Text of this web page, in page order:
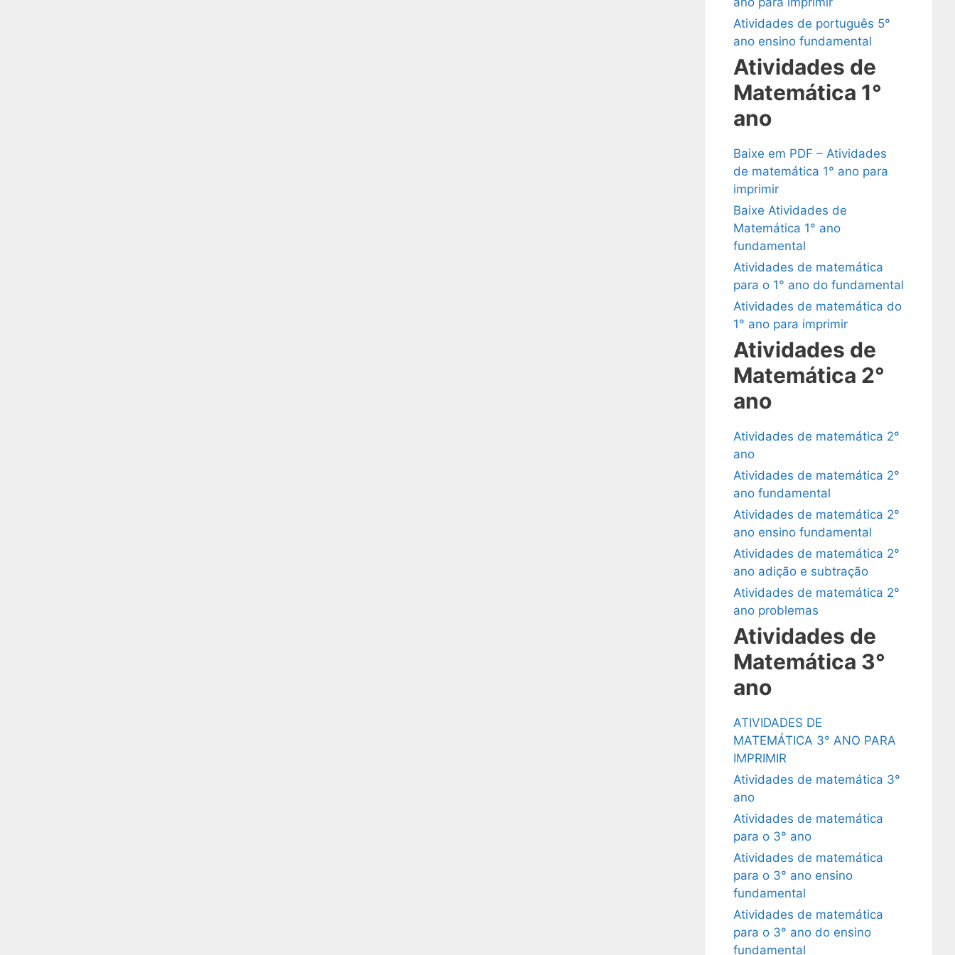
Atividades de português 5°
ano ensino fundamental
Atividades de
Matemática 1°
ano
Baixe em PDF – Atividades
de matemática 1° ano para
imprimir
Baixe Atividades de
Matemática 1° ano
fundamental
Atividades de matemática
para o 1° ano do fundamental
Atividades de matemática do
1° ano para imprimir
Atividades de
Matemática 2°
ano
Atividades de matemática 2°
ano
Atividades de matemática 2°
ano fundamental
Atividades de matemática 2°
ano ensino fundamental
Atividades de matemática 2°
ano adição e subtração
Atividades de matemática 2°
ano problemas
Atividades de
Matemática 3°
ano
ATIVIDADES DE
MATEMÁTICA 3° ANO PARA
IMPRIMIR
Atividades de matemática 3°
ano
Atividades de matemática
para o 3° ano
Atividades de matemática
para o 3° ano ensino
fundamental
Atividades de matemática
para o 3° ano do ensino
fundamental